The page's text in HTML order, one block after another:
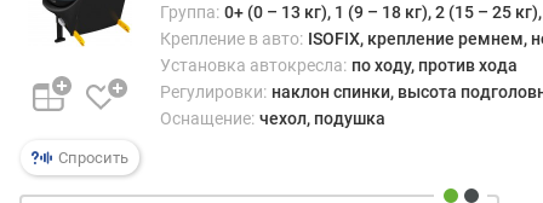
Спросить
Группа: 0+ (0 – 13 кг), 1 (9 – 18 кг), 2 (15 – 25
Крепление в авто: ISOFIX, крепление ремнем,
Установка автокресла: по ходу, против хода
Регулировки: наклон спинки, высота
Оснащение: чехол, подушка